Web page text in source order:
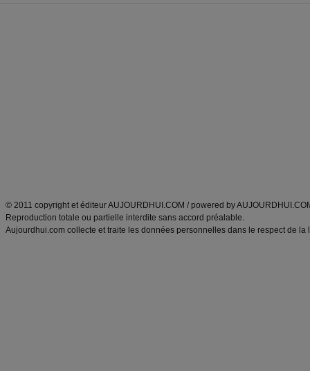
© 2011 copyright et éditeur AUJOURDHUI.COM / powered by
Reproduction totale ou partielle interdite sans accord préalable.
Aujourdhui.com collecte et traite les données personnelles dans le respect de